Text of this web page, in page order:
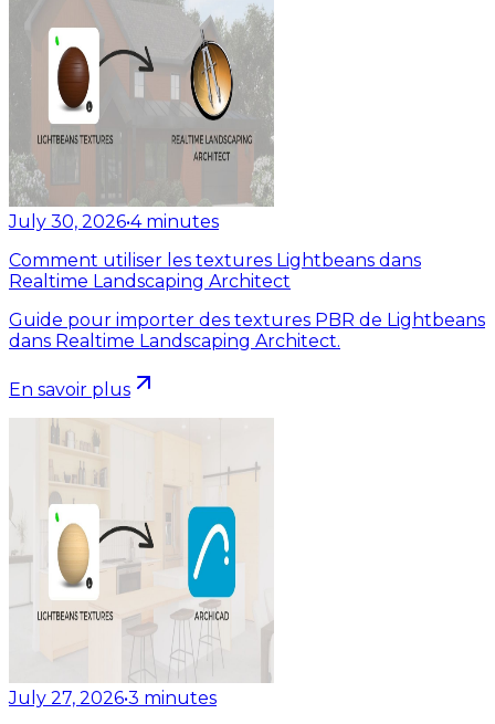
July 30, 2026•4 minutes
Comment utiliser les textures Lightbeans dans
Realtime Landscaping Architect
Guide pour importer des textures PBR de Lightbeans
dans Realtime Landscaping Architect.
En savoir plus
July 27, 2026•3 minutes